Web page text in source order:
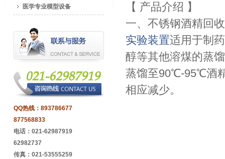
【 产品介绍 】
一、不锈钢酒精回
实验装置适用于制
醇等其他溶煤的蒸
蒸馏至90℃-95℃酒
相应减少。
医学专业模型设备
QQ热线： 893786677
877568833
电话：021-62987919
62982737
传真：021-53555259